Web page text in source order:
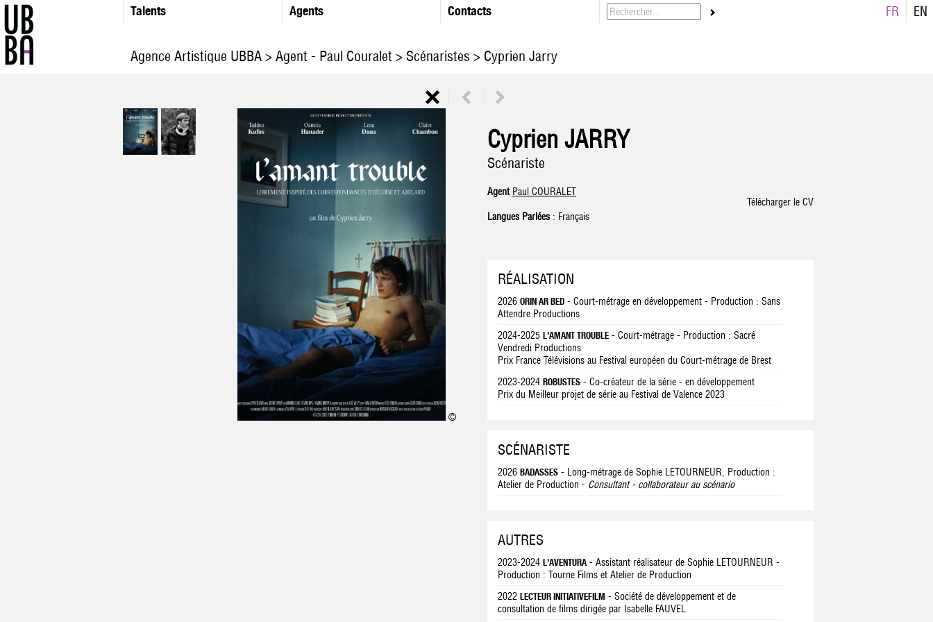
Talents Agents Contacts FR EN
Agence Artistique UBBA>Agent - Paul Couralet > Scénaristes> Cyprien Jarry
©
Cyprien JARRY
Scénariste
Agent Paul COURALET
Télécharger le CV
Langues Parlées: Français
RÉALISATION
2026 ORIN AR BED - Court-métrage en développement - Production : Sans
Attendre Productions
2024-2025 L'AMANT TROUBLE - Court-métrage - Production : Sacré
Vendredi Productions
Prix France Télévisions au Festival européen du Court-métrage de Brest
2023-2024 ROBUSTES - Co-créateur de la série - en développement
Prix du Meilleur projet de série au Festival de Valence 2023
SCÉNARISTE
2026 BADASSES - Long-métrage de Sophie LETOURNEUR, Production :
Atelier de Production - Consultant - collaborateur au scénario
AUTRES
2023-2024 L'AVENTURA- Assistant réalisateur de Sophie LETOURNEUR -
Production : Tourne Films et Atelier de Production
2022 LECTEUR INITIATIVEFILM - Société de développement et de
consultation de films dirigée par Isabelle FAUVEL